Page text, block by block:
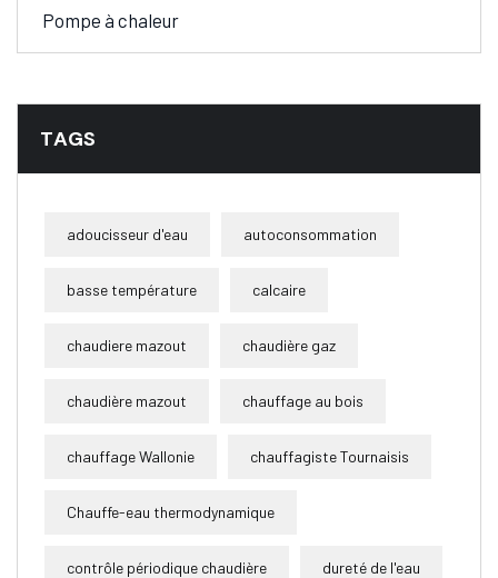
Pompe à chaleur
TAGS
adoucisseur d'eau autoconsommation
basse température calcaire
chaudiere mazout chaudière gaz
chaudière mazout chauffage au bois
chauffage Wallonie chauffagiste Tournaisis
Chauffe-eau thermodynamique
contrôle périodique chaudière dureté de l'eau